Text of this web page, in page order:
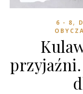
6 - 8,